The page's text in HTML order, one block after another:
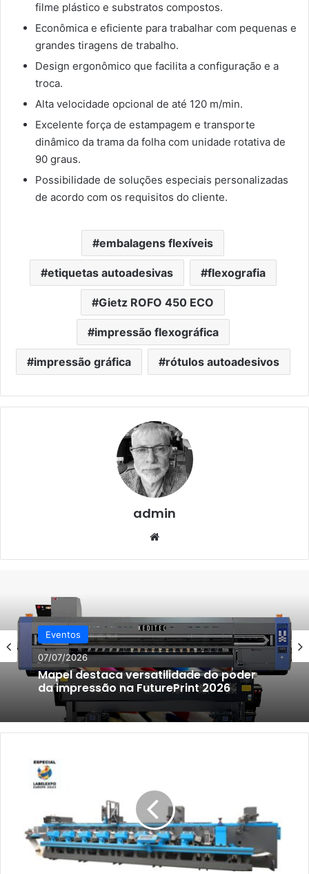
filme plástico e substratos compostos.
Econômica e eficiente para trabalhar com pequenas e
grandes tiragens de trabalho.
Design ergonômico que facilita a configuração e a
troca.
Alta velocidade opcional de até 120 m/min.
Excelente força de estampagem e transporte
dinâmico da trama da folha com unidade rotativa de
90 graus.
Possibilidade de soluções especiais personalizadas
de acordo com os requisitos do cliente.
embalagens flexíveis
etiquetas autoadesivas flexografia
Gietz ROFO 450 ECO
impressão flexográfica
impressão gráfica rótulos autoadesivos
admin
Eventos
07/07/2026
Mapel destaca versatilidade do poder
da impressão na FuturePrint 2026
apresenta
LabelExpo
2023